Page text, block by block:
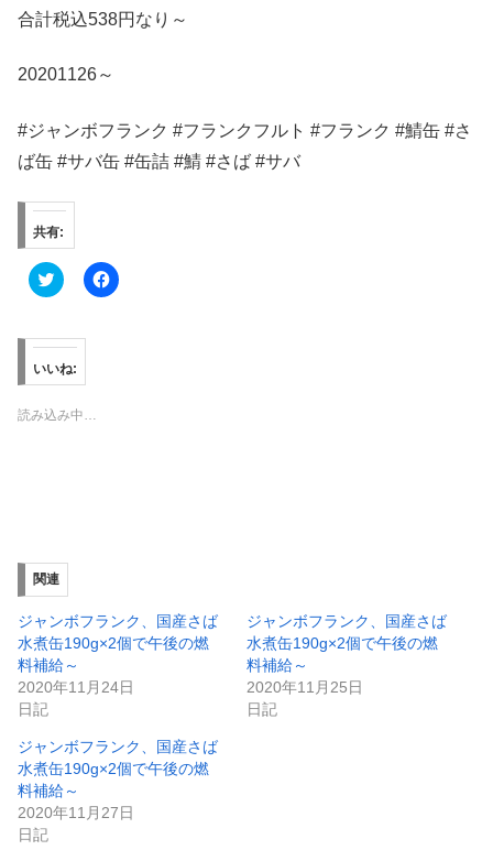
合計税込538円なり～
20201126～
#ジャンボフランク #フランクフルト #フランク #鯖缶 #さ
ば缶 #サバ缶 #缶詰 #鯖 #さば #サバ
共有:
ク
リ
し
て
T
w
i
t
ウ
ィ
ン
ウ
で
開
き
ま
す
F
a
い
(
新
い
ウ
ウ
で
開
ま
す
いいね:
読み込み中…
関連
ジャンボフランク、国産さば
水煮缶190g×2個で午後の燃
料補給～
2020年11月24日
日記
ジャンボフランク、国産さば
水煮缶190g×2個で午後の燃
料補給～
2020年11月25日
日記
ジャンボフランク、国産さば
水煮缶190g×2個で午後の燃
料補給～
2020年11月27日
日記